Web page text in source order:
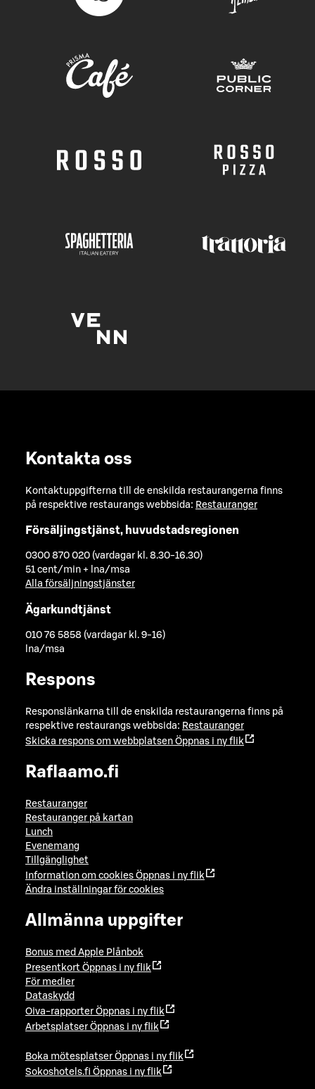
Kontakta oss
Kontaktuppgifterna till de enskilda restaurangerna finns
på respektive restaurangs webbsida: Restauranger
Försäljingstjänst, huvudstadsregionen
0300 870 020 (vardagar kl. 8.30-16.30)
51 cent/min + lna/msa
Alla försäljningstjänster
Ägarkundtjänst
010 76 5858 (vardagar kl. 9-16)
lna/msa
Respons
Responslänkarna till de enskilda restaurangerna finns på
respektive restaurangs webbsida: Restauranger
Skicka respons om webbplatsen Öppnas i ny flik
Raflaamo.fi
Restauranger
Restauranger på kartan
Lunch
Evenemang
Tillgänglighet
Information om cookies Öppnas i ny flik
Ändra inställningar för cookies
Allmänna uppgifter
Bonus med Apple Plånbok
Presentkort Öppnas i ny flik
För medier
Dataskydd
Oiva-rapporter Öppnas i ny flik
Arbetsplatser Öppnas i ny flik
Boka mötesplatser Öppnas i ny flik
Sokoshotels.fi Öppnas i ny flik